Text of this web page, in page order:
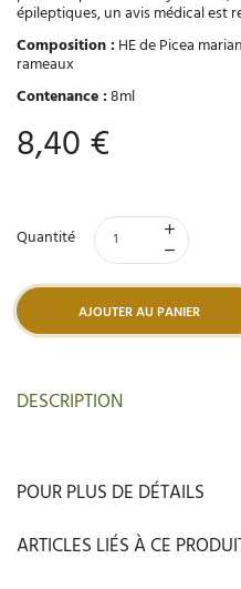
épileptiques, un avis médical est
Composition :HE de Picea
rameaux
Contenance :8ml
8,40 €
Quantité
AJOUTER AU PANIER
DESCRIPTION
POUR PLUS DE DÉTAILS
ARTICLES LIÉS À CE